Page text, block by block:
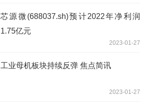
芯源微(688037.sh)预计2022年净利润
1.75亿元
2023-01-27
工业母机板块持续反弹 焦点简讯
2023-01-27